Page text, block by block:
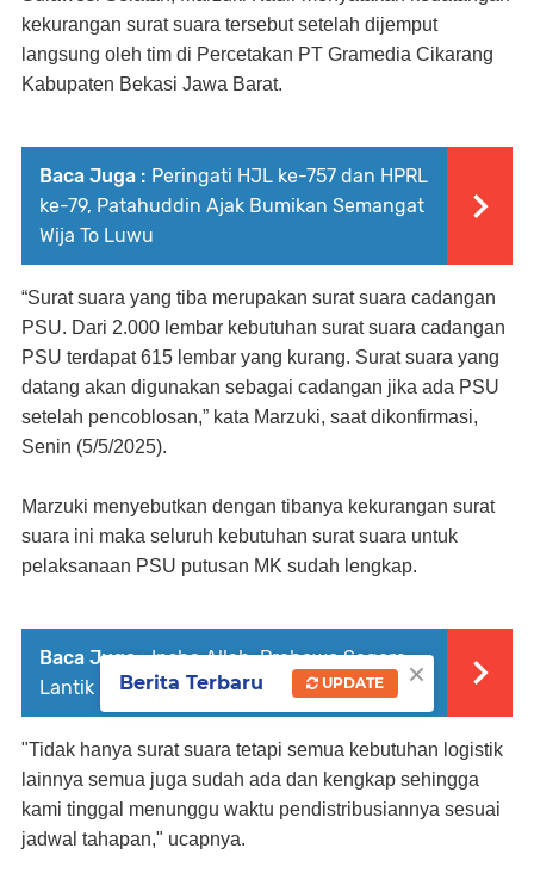
kekurangan surat suara tersebut setelah dijemput
langsung oleh tim di Percetakan PT Gramedia Cikarang
Kabupaten Bekasi Jawa Barat.
Baca Juga : Peringati HJL ke-757 dan HPRL
ke-79, Patahuddin Ajak Bumikan Semangat
Wija To Luwu
“Surat suara yang tiba merupakan surat suara cadangan
PSU. Dari 2.000 lembar kebutuhan surat suara cadangan
PSU terdapat 615 lembar yang kurang. Surat suara yang
datang akan digunakan sebagai cadangan jika ada PSU
setelah pencoblosan,” kata Marzuki, saat dikonfirmasi,
Senin (5/5/2025).
Marzuki menyebutkan dengan tibanya kekurangan surat
suara ini maka seluruh kebutuhan surat suara untuk
pelaksanaan PSU putusan MK sudah lengkap.
Baca Juga : Insha Allah, Prabowo Segera
Lantik Pata-Dhevy 6 Februari di Jakarta
"Tidak hanya surat suara tetapi semua kebutuhan logistik
lainnya semua juga sudah ada dan kengkap sehingga
kami tinggal menunggu waktu pendistribusiannya sesuai
jadwal tahapan," ucapnya.
×
Berita Terbaru UPDATE